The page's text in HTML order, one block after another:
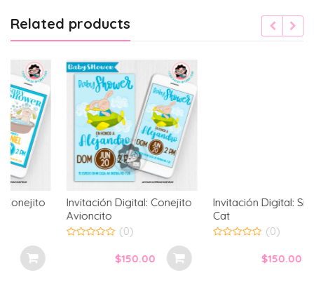
Related products
Invitación Digital: Conejito
out
of
(0)
Invitación Digital: Sirena
out
of
(0)